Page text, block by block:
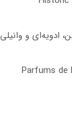
ادویه‌ای و وانیلی